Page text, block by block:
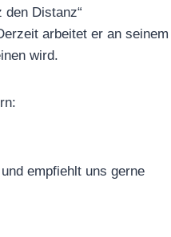
den Distanz“
arbeitet er an seinem
wird.
empfiehlt uns gerne